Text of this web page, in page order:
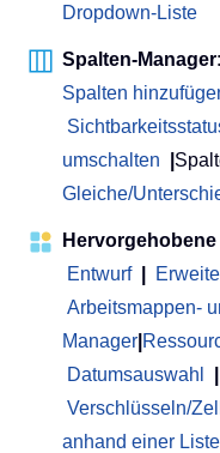
Dropdown-Liste
Spalten-Manager:
Spalten
umschalten
Gleiche/
Entwurf
Arbeitsmappen-
Manager
Datumsauswahl
Verschlüsseln/
anhand einer